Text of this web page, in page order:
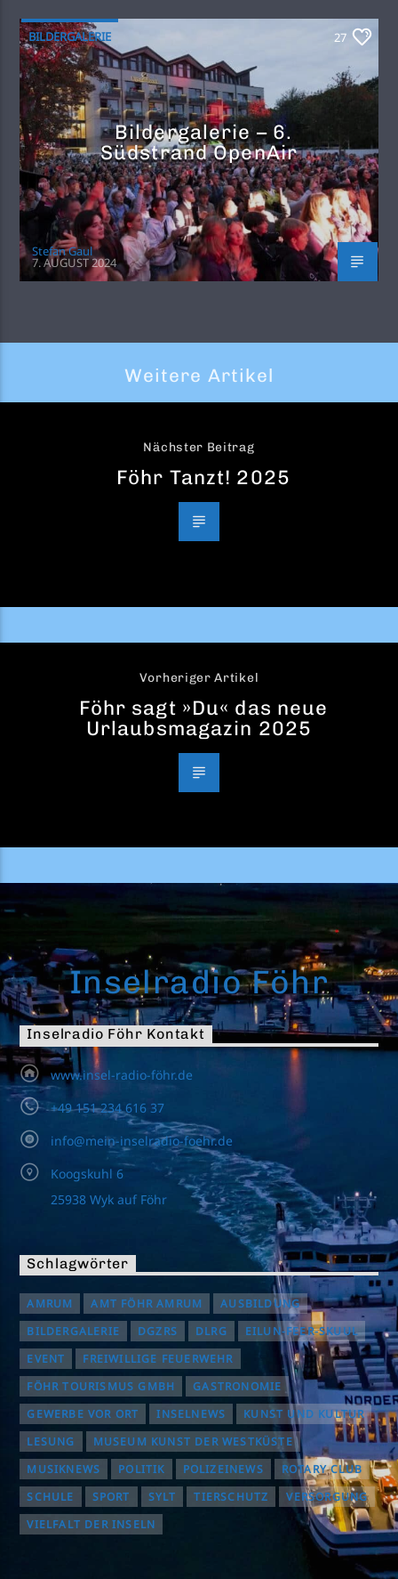
BILDERGALERIE 27
Bildergalerie – 6.
Südstrand OpenAir
Stefan Gaul
7. AUGUST 2024
Weitere Artikel
Nächster Beitrag
Föhr Tanzt! 2025
Vorheriger Artikel
Föhr sagt »Du« das neue
Urlaubsmagazin 2025
Inselradio Föhr
Inselradio Föhr Kontakt
www.insel-radio-föhr.de
+49 151 234 616 37
info@mein-inselradio-foehr.de
Koogskuhl 6
25938 Wyk auf Föhr
Schlagwörter
AMRUM AMT FÖHR AMRUM
AUSBILDUNG
BILDERGALERIE
DGZRS DLRG
EILUN-FEER-SKUUL
EVENT
FREIWILLIGE FEUERWEHR
FÖHR TOURISMUS GMBH
GASTRONOMIE
GEWERBE VOR ORT
INSELNEWS
KUNST UND KULTUR
LESUNG
MUSEUM KUNST DER WESTKÜSTE
MUSIKNEWS
POLITIK POLIZEINEWS
ROTARY CLUB
SCHULE
SPORT SYLT TIERSCHUTZ
VERSORGUNG
VIELFALT DER INSELN